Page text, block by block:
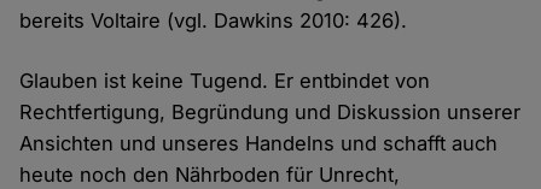
bereits Voltaire (vgl. Dawkins 2010: 426).
Glauben ist keine Tugend. Er entbindet von
Rechtfertigung, Begründung und Diskussion unserer
Ansichten und unseres Handelns und schafft auch
heute noch den Nährboden für Unrecht,